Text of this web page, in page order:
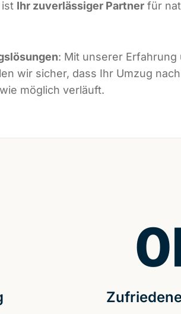
ist Ihr zuverlässiger Partner für
: Mit unserer Erfahrung
wir sicher, dass Ihr Umzug
möglich verläuft.
0